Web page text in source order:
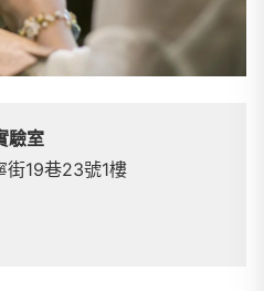
驗室
街19巷23號1樓